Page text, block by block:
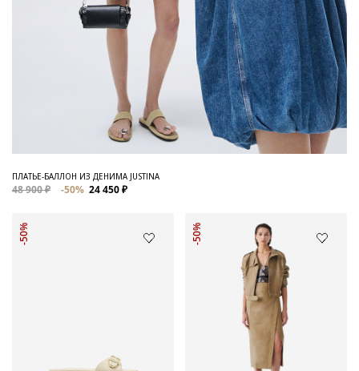
ПЛАТЬЕ-БАЛЛОН ИЗ ДЕНИМА JUSTINA
48 900 ₽ -50% 24 450 ₽
-50% -50%